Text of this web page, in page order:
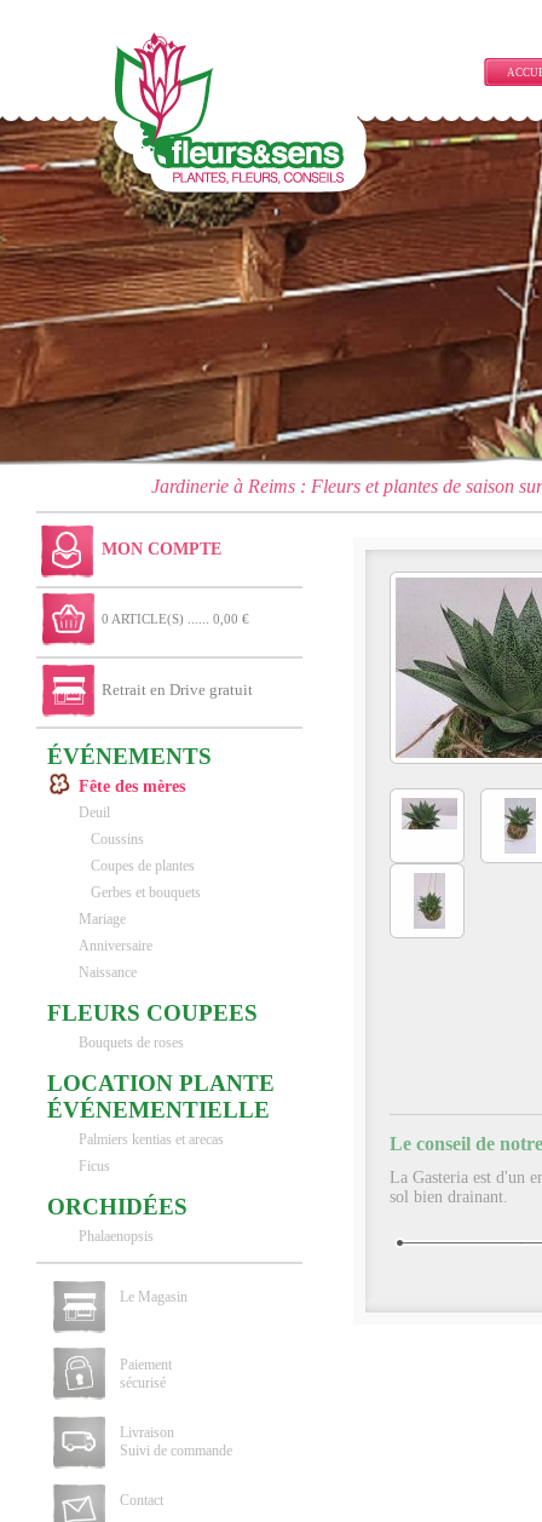
Jardinerie à Reims : Fleurs et plantes de saison
MON COMPTE
0 ARTICLE(S) ...... 0,00 €
Retrait en Drive gratuit
ÉVÉNEMENTS
Fête des mères
Deuil
Coussins
Coupes de plantes
Gerbes et bouquets
Mariage
Anniversaire
Naissance
FLEURS COUPEES
Bouquets de roses
LOCATION PLANTE
ÉVÉNEMENTIELLE
Palmiers kentias et arecas
Ficus
ORCHIDÉES
Phalaenopsis
Le Magasin
Paiement
sécurisé
Livraison
Suivi de commande
Contact
Le conseil de
La Gasteria est d'un
sol bien drainant.